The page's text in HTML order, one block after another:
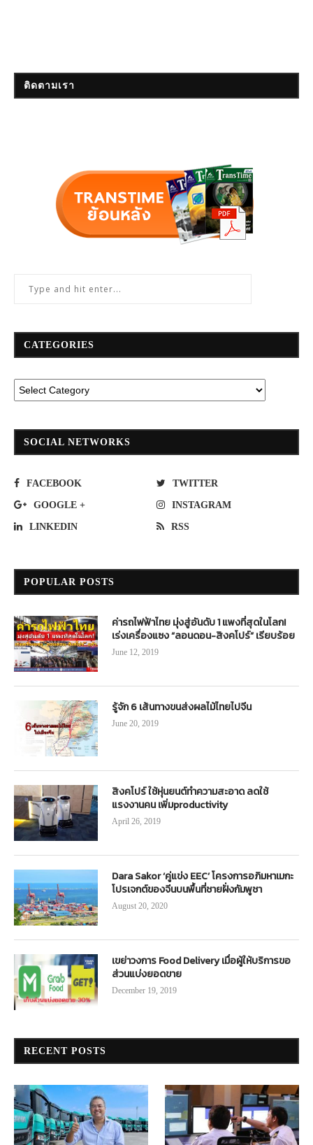
ติดตามเรา
CATEGORIES
SOCIAL NETWORKS
FACEBOOK TWITTER
GOOGLE + INSTAGRAM
LINKEDIN RSS
POPULAR POSTS
ค่ารถไฟฟ้าไทย มุ่งสู่อันดับ 1 แพงที่สุดในโลก!
เร่งเครื่องแซง “ลอนดอน-สิงคโปร์” เรียบร้อย
June 12, 2019
รู้จัก 6 เส้นทางขนส่งผลไม้ไทยไปจีน
June 20, 2019
สิงคโปร์ ใช้หุ่นยนต์ทำความสะอาด ลดใช้
แรงงานคน เพิ่มproductivity
April 26, 2019
Dara Sakor ‘คู่แข่ง EEC’ โครงการอภิมหาเมกะ
โปรเจกต์ของจีนบนพื้นที่ชายฝั่งกัมพูชา
August 20, 2020
เขย่าวงการ Food Delivery เมื่อผู้ให้บริการขอ
ส่วนแบ่งยอดขาย
December 19, 2019
RECENT POSTS